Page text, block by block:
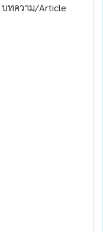
บทความ/Article